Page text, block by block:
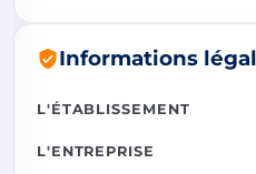
Informations
L'ÉTABLISSEMENT
L'ENTREPRISE